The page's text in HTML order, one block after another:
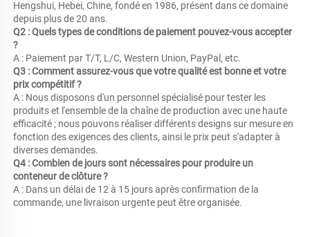
Hengshui, Hebei, Chine, fondé en 1986, présent dans ce domaine
depuis plus de 20 ans.
Q2 : Quels types de conditions de paiement pouvez-vous accepter
?
A : Paiement par T/T, L/C, Western Union, PayPal, etc.
Q3 : Comment assurez-vous que votre qualité est bonne et votre
prix compétitif ?
A : Nous disposons d'un personnel spécialisé pour tester les
produits et l'ensemble de la chaîne de production avec une haute
efficacité ; nous pouvons réaliser différents designs sur mesure en
fonction des exigences des clients, ainsi le prix peut s'adapter à
diverses demandes.
Q4 : Combien de jours sont nécessaires pour produire un
conteneur de clôture ?
A : Dans un délai de 12 à 15 jours après confirmation de la
commande, une livraison urgente peut être organisée.